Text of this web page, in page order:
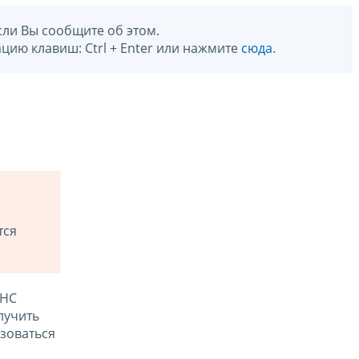
Вы сообщите об этом.
клавиш: Ctrl + Enter или нажмите сюда.